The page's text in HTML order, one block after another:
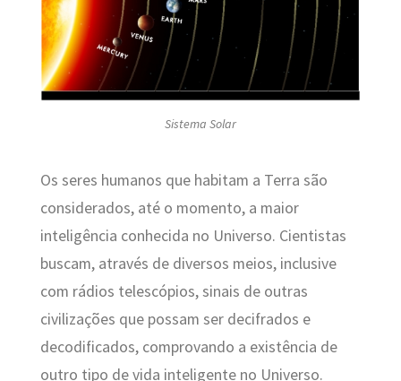
Sistema Solar
Os seres humanos que habitam a Terra são
considerados, até o momento, a maior
inteligência conhecida no Universo. Cientistas
buscam, através de diversos meios, inclusive
com rádios telescópios, sinais de outras
civilizações que possam ser decifrados e
decodificados, comprovando a existência de
outro tipo de vida inteligente no Universo.